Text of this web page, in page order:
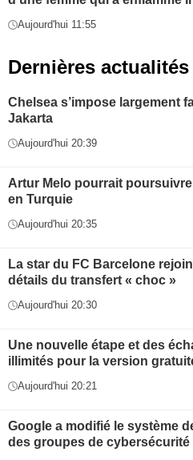
Aujourd'hui 11:55
Dernières actualités
Chelsea s’impose largement
Jakarta
Aujourd'hui 20:39
Artur Melo pourrait
en Turquie
Aujourd'hui 20:35
La star du FC Barcelone
détails du transfert « choc »
Aujourd'hui 20:30
Une nouvelle étape et des
illimités pour la version
Aujourd'hui 20:21
Google a modifié le système
des groupes de cybersécurité